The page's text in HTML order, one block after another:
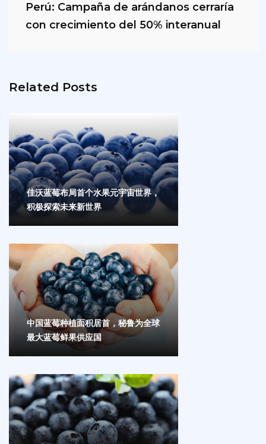
Perú: Campaña de arándanos cerraría
con crecimiento del 50% interanual
Related Posts
佳沃蓝莓布局首个水果元宇宙世界，
积极探索未来新世界
中国蓝莓种植面积居首，秘鲁为全球
最大蓝莓鲜果供应国